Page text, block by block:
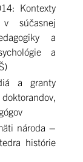
Kontexty
súčasnej
a
a
a granty
národa –
histórie